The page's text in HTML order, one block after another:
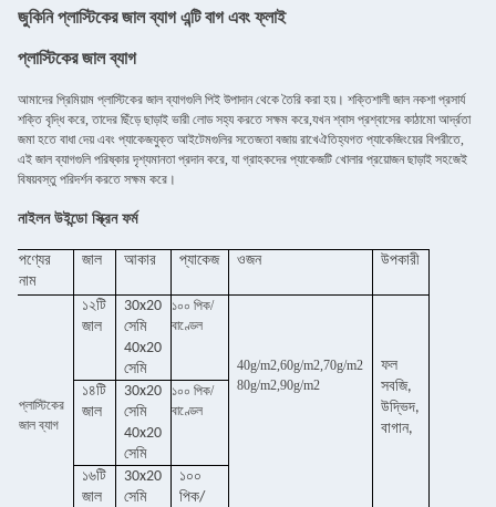
জুকিনি প্লাস্টিকের জাল ব্যাগ এন্টি বাগ এবং ফ্লাই
প্লাস্টিকের জাল ব্যাগ
আমাদের প্রিমিয়াম প্লাস্টিকের জাল ব্যাগগুলি পিই উপাদান থেকে তৈরি করা হয়। শক্তিশালী জাল নকশা প্রসার্য
শক্তি বৃদ্ধি করে, তাদের ছিঁড়ে ছাড়াই ভারী লোড সহ্য করতে সক্ষম করে,যখন শ্বাস প্রশ্বাসের কাঠামো আর্দ্রতা
জমা হতে বাধা দেয় এবং প্যাকেজযুক্ত আইটেমগুলির সতেজতা বজায় রাখেঐতিহ্যগত প্যাকেজিংয়ের বিপরীতে,
এই জাল ব্যাগগুলি পরিষ্কার দৃশ্যমানতা প্রদান করে, যা গ্রাহকদের প্যাকেজটি খোলার প্রয়োজন ছাড়াই সহজেই
বিষয়বস্তু পরিদর্শন করতে সক্ষম করে।
নাইলন উইন্ডো স্ক্রিন ফর্ম
পণ্যের
নাম
জাল আকার প্যাকেজ ওজন উপকারী
প্লাস্টিকের
জাল ব্যাগ
১২টি
জাল
30x20
সেমি
40x20
সেমি
১০০ পিক/
বাণ্ডেল
40g/m2,60g/m2,70g/m2
80g/m2,90g/m2
ফল
সবজি,
উদ্ভিদ,
বাগান,
১৪টি
জাল
30x20
সেমি
40x20
সেমি
১০০ পিক/
বাণ্ডেল
১৬টি
জাল
30x20
সেমি
১০০
পিক/